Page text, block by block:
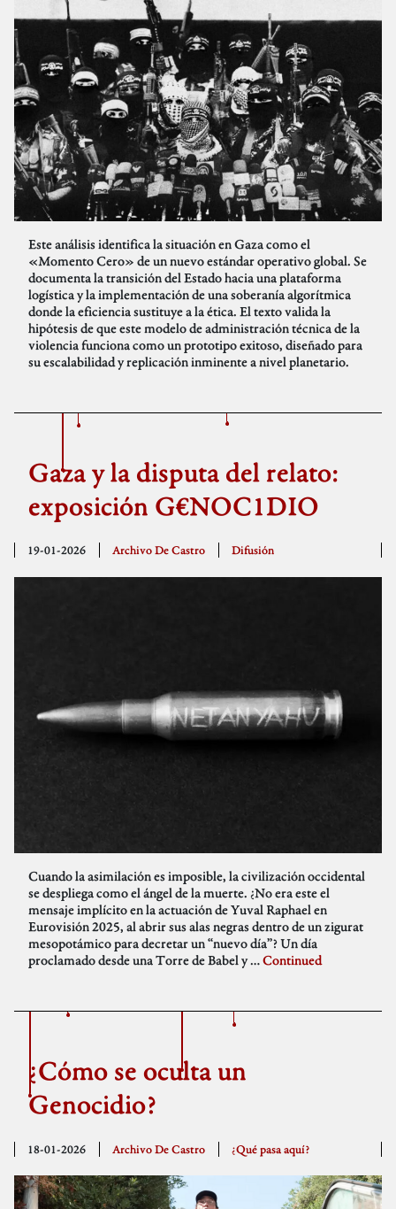
Este análisis identifica la situación en Gaza como el
«Momento Cero» de un nuevo estándar operativo global. Se
documenta la transición del Estado hacia una plataforma
logística y la implementación de una soberanía algorítmica
donde la eficiencia sustituye a la ética. El texto valida la
hipótesis de que este modelo de administración técnica de la
violencia funciona como un prototipo exitoso, diseñado para
su escalabilidad y replicación inminente a nivel planetario.
Gaza y la disputa del relato:
exposición G€NOC1DIO
19-01-2026 Archivo De Castro Difusión
Cuando la asimilación es imposible, la civilización occidental
se despliega como el ángel de la muerte. ¿No era este el
mensaje implícito en la actuación de Yuval Raphael en
Eurovisión 2025, al abrir sus alas negras dentro de un zigurat
mesopotámico para decretar un “nuevo día”? Un día
proclamado desde una Torre de Babel y …Continued
¿Cómo se oculta un
Genocidio?
18-01-2026 Archivo De Castro ¿Qué pasa aquí?